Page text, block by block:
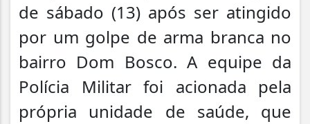
de sábado (13) após ser atingido
por um golpe de arma branca no
bairro Dom Bosco. A equipe da
Polícia Militar foi acionada pela
própria unidade de saúde, que